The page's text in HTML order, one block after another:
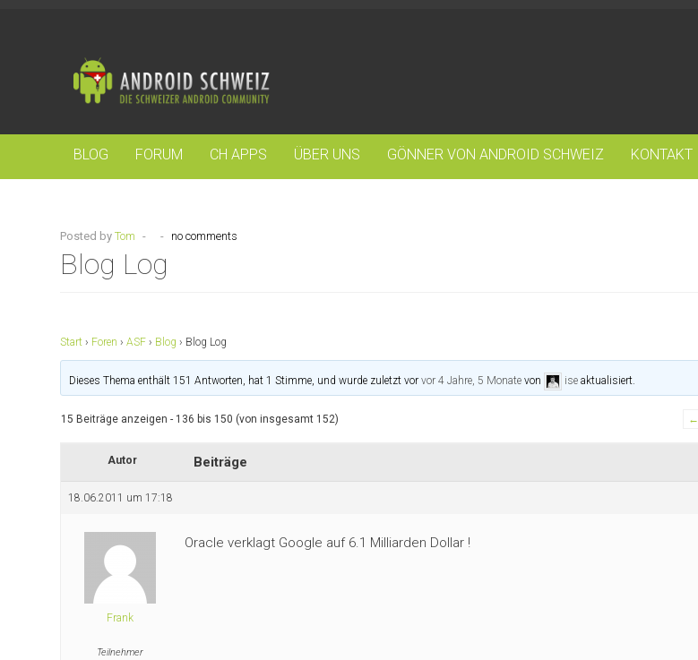
BLOG FORUM CH APPS ÜBER UNS GÖNNER VON ANDROID SCHWEIZ KONTAKT
Posted by Tom - - no comments
Blog Log
Start › Foren › ASF › Blog › Blog Log
Dieses Thema enthält 151 Antworten, hat 1 Stimme, und wurde zuletzt vorvor 4 Jahre, 5 Monate von ise aktualisiert.
15 Beiträge anzeigen - 136 bis 150 (von insgesamt 152) ←
Autor Beiträge
18.06.2011 um 17:18
Frank
Teilnehmer
Oracle verklagt Google auf 6.1 Milliarden Dollar !